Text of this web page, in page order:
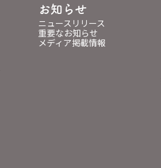
お知らせ
ニュースリリース
重要なお知らせ
メディア掲載情報